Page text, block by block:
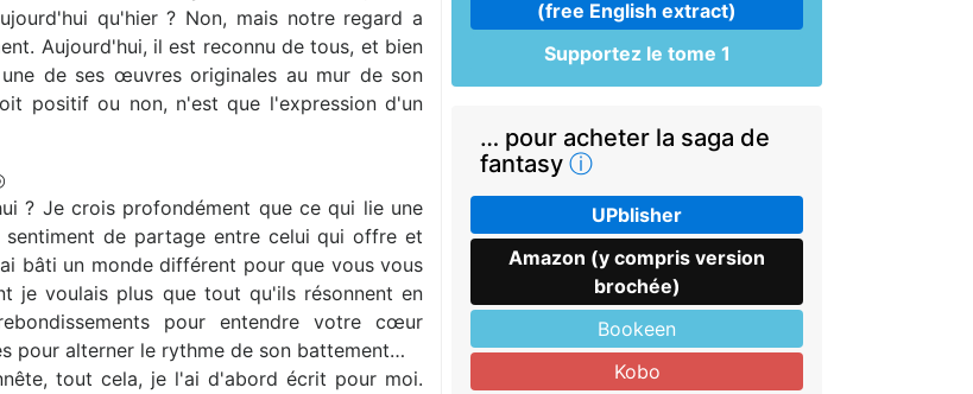
qu'hier ? Non, mais notre regard a
Aujourd'hui, il est reconnu de tous, et bien
de ses œuvres originales au mur de son
positif ou non, n'est que l'expression d'un
? Je crois profondément que ce qui lie une
de partage entre celui qui offre et
bâti un monde différent pour que vous vous
je voulais plus que tout qu'ils résonnent en
pour entendre votre cœur
pour alterner le rythme de son battement…
tout cela, je l'ai d'abord écrit pour moi.
(free English extract)
Supportez le tome 1
… pour acheter la saga de
fantasy ⓘ
UPblisher
Amazon (y compris version
brochée)
Bookeen
Kobo